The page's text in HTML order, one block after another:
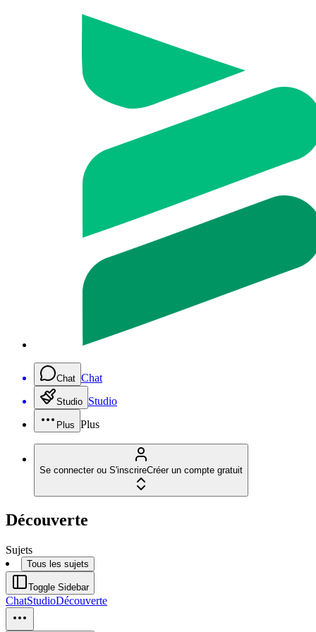
Chat Chat
Studio Studio
Plus Plus
Se connecter ou S'inscrireCréer un compte gratuit
Découverte
Sujets
Tous les sujets
Toggle Sidebar
ChatStudioDécouverte